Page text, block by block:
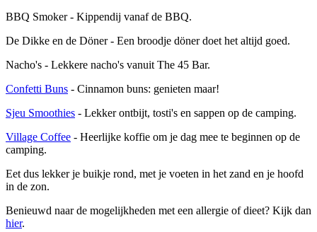
BBQ Smoker - Kippendij vanaf de BBQ.
De Dikke en de Döner - Een broodje döner doet het altijd goed.
Nacho's - Lekkere nacho's vanuit The 45 Bar.
Confetti Buns - Cinnamon buns: genieten maar!
Sjeu Smoothies - Lekker ontbijt, tosti's en sappen op de camping.
Village Coffee - Heerlijke koffie om je dag mee te beginnen op de
camping.
Eet dus lekker je buikje rond, met je voeten in het zand en je hoofd
in de zon.
Benieuwd naar de mogelijkheden met een allergie of dieet? Kijk dan
hier.